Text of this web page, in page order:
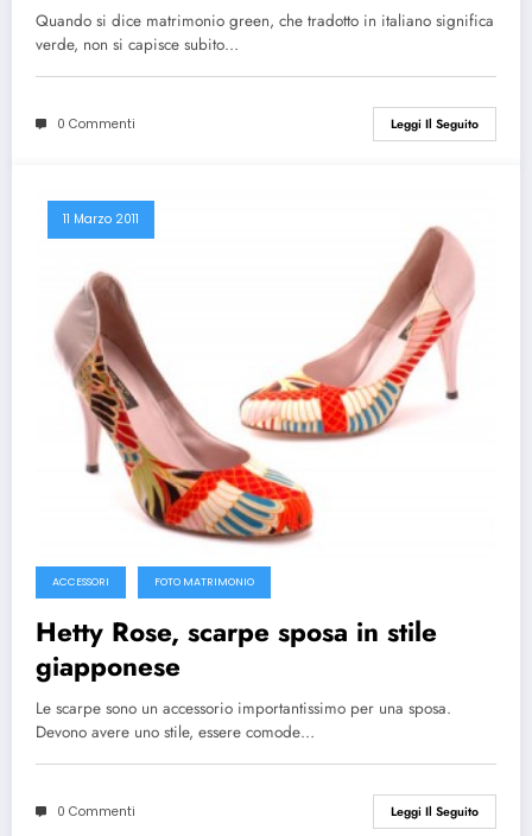
Quando si dice matrimonio green, che tradotto in italiano significa
verde, non si capisce subito…
0 Commenti Leggi Il Seguito
11 Marzo 2011
ACCESSORI FOTO MATRIMONIO
Hetty Rose, scarpe sposa in stile
giapponese
Le scarpe sono un accessorio importantissimo per una sposa.
Devono avere uno stile, essere comode…
0 Commenti Leggi Il Seguito